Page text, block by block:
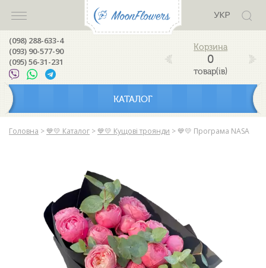
УКР
(098) 288-633-4
(093) 90-577-90
(095) 56-31-231
0
товар(ів)
КАТАЛОГ
Головна > 💙💛 Каталог > 💙💛 Кущові троянди > 💙💛 Програма NASA